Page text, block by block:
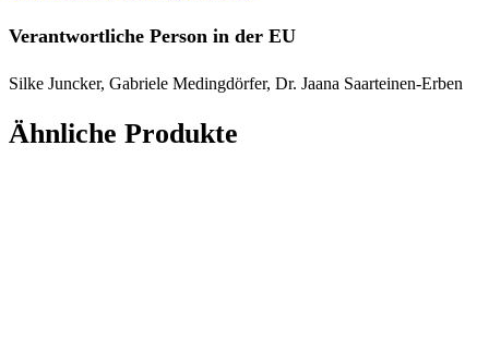
Verantwortliche Person in der EU
Silke Juncker, Gabriele Medingdörfer, Dr. Jaana Saarteinen-Erben
Ähnliche Produkte